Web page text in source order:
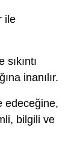
ile
inanılır.
edeceğine,
bilgili ve